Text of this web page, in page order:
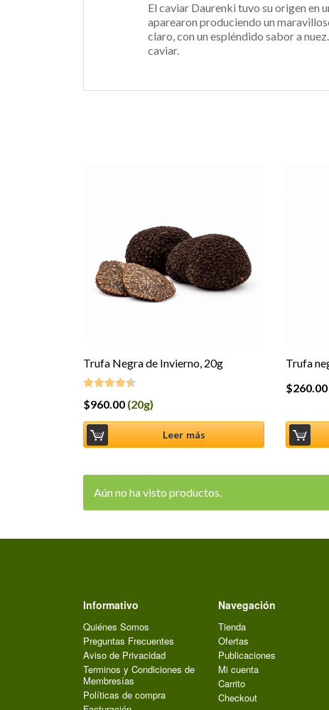
El caviar Daurenki tuvo su origen en
aparearon produciendo un
claro, con un espléndido sabor a nuez.
caviar.
Trufa Negra de Invierno, 20g
Valorado
$960.00 (20g)
Leer más
Trufa
$260.00
Aún no ha visto productos.
Informativo
Quiénes Somos
Preguntas Frecuentes
Aviso de Privacidad
Terminos y Condiciones de
Membresías
Políticas de compra
Navegación
Tienda
Ofertas
Publicaciones
Mi cuenta
Carrito
Checkout